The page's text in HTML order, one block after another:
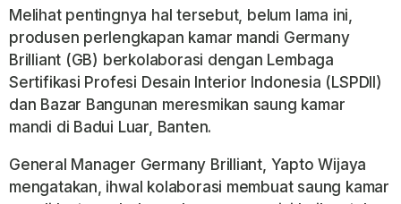
Melihat pentingnya hal tersebut, belum lama ini,
produsen perlengkapan kamar mandi Germany
Brilliant (GB) berkolaborasi dengan Lembaga
Sertifikasi Profesi Desain Interior Indonesia (LSPDII)
dan Bazar Bangunan meresmikan saung kamar
mandi di Badui Luar, Banten.
General Manager Germany Brilliant, Yapto Wijaya
mengatakan, ihwal kolaborasi membuat saung kamar